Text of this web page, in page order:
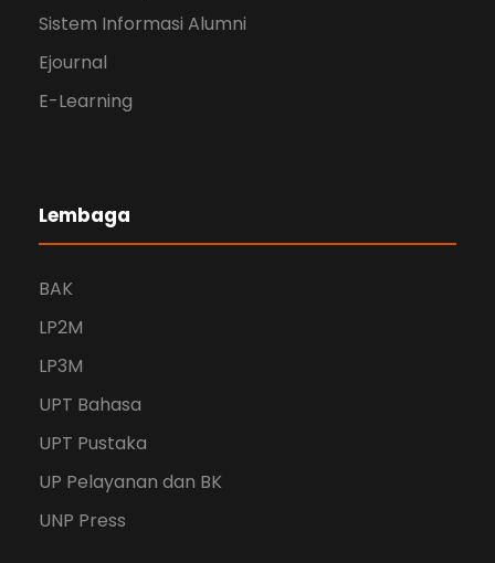
Sistem Informasi Alumni
Ejournal
E-Learning
Lembaga
BAK
LP2M
LP3M
UPT Bahasa
UPT Pustaka
UP Pelayanan dan BK
UNP Press